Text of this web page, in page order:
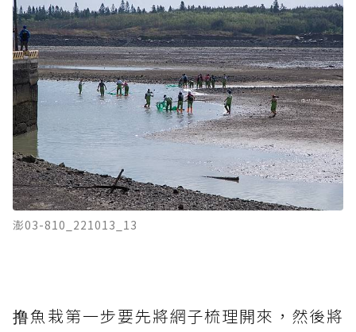
澎03-810_221013_13
撸魚栽第一步要先將網子梳理開來，然後將